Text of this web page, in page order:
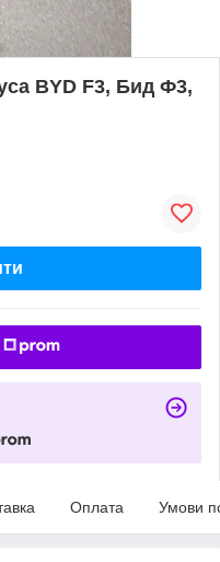
BYD F3, Бид Ф3,
Оплата Умови